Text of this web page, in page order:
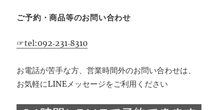
ご予約・商品等のお問い合わせ
☞tel:092‐231‐8310
お電話が苦手な方、営業時間外のお問い合わせは、
お気軽にLINEメッセージをご利用ください